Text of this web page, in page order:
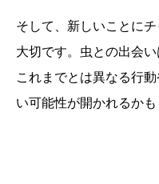
そして、新しいことに
大切です。虫との出会
これまでとは異なる行
い可能性が開かれるかも